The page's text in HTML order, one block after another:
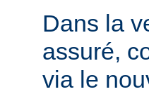
Dans la
assuré,
via le